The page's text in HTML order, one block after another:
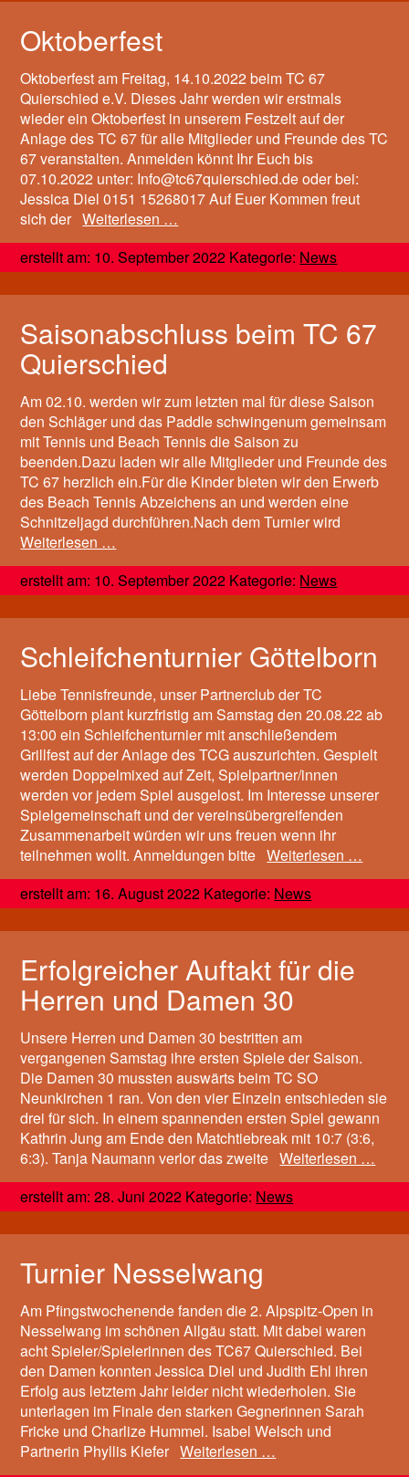
Oktoberfest
Oktoberfest am Freitag, 14.10.2022 beim TC 67
Quierschied e.V. Dieses Jahr werden wir erstmals
wieder ein Oktoberfest in unserem Festzelt auf der
Anlage des TC 67 für alle Mitglieder und Freunde des TC
67 veranstalten. Anmelden könnt Ihr Euch bis
07.10.2022 unter: Info@tc67quierschied.de oder bei:
Jessica Diel 0151 15268017 Auf Euer Kommen freut
sich derWeiterlesen …
erstellt am: 10. September 2022 Kategorie: News
Saisonabschluss beim TC 67
Quierschied
Am 02.10. werden wir zum letzten mal für diese Saison
den Schläger und das Paddle schwingenum gemeinsam
mit Tennis und Beach Tennis die Saison zu
beenden.Dazu laden wir alle Mitglieder und Freunde des
TC 67 herzlich ein.Für die Kinder bieten wir den Erwerb
des Beach Tennis Abzeichens an und werden eine
Schnitzeljagd durchführen.Nach dem Turnier wird
Weiterlesen …
erstellt am: 10. September 2022 Kategorie: News
Schleifchenturnier Göttelborn
Liebe Tennisfreunde, unser Partnerclub der TC
Göttelborn plant kurzfristig am Samstag den 20.08.22 ab
13:00 ein Schleifchenturnier mit anschließendem
Grillfest auf der Anlage des TCG auszurichten. Gespielt
werden Doppelmixed auf Zeit, Spielpartner/innen
werden vor jedem Spiel ausgelost. Im Interesse unserer
Spielgemeinschaft und der vereinsübergreifenden
Zusammenarbeit würden wir uns freuen wenn ihr
teilnehmen wollt. Anmeldungen bitteWeiterlesen …
erstellt am: 16. August 2022 Kategorie: News
Erfolgreicher Auftakt für die
Herren und Damen 30
Unsere Herren und Damen 30 bestritten am
vergangenen Samstag ihre ersten Spiele der Saison.
Die Damen 30 mussten auswärts beim TC SO
Neunkirchen 1 ran. Von den vier Einzeln entschieden sie
drei für sich. In einem spannenden ersten Spiel gewann
Kathrin Jung am Ende den Matchtiebreak mit 10:7 (3:6,
6:3). Tanja Naumann verlor das zweiteWeiterlesen …
erstellt am: 28. Juni 2022 Kategorie: News
Turnier Nesselwang
Am Pfingstwochenende fanden die 2. Alpspitz-Open in
Nesselwang im schönen Allgäu statt. Mit dabei waren
acht Spieler/Spielerinnen des TC67 Quierschied. Bei
den Damen konnten Jessica Diel und Judith Ehl ihren
Erfolg aus letztem Jahr leider nicht wiederholen. Sie
unterlagen im Finale den starken Gegnerinnen Sarah
Fricke und Charlize Hummel. Isabel Welsch und
Partnerin Phyllis KieferWeiterlesen …